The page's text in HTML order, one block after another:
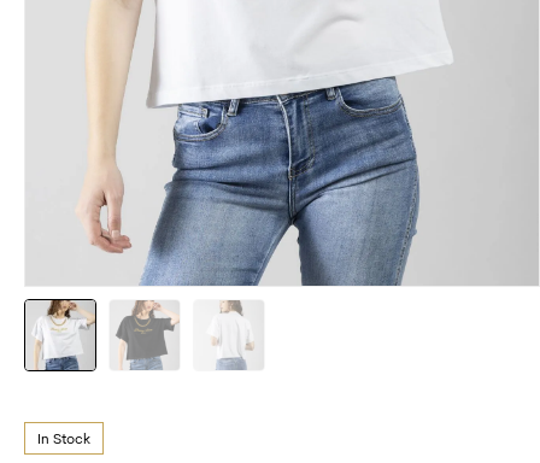
In Stock